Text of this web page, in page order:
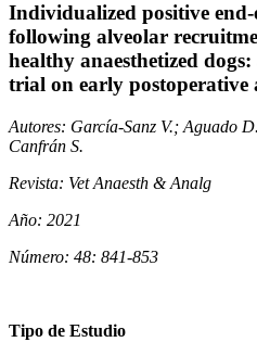
Individualized positive
following alveolar
healthy anaesthetized
trial on early
Autores: García-Sanz V.; Aguado
Canfrán S.
Revista: Vet Anaesth & Analg
Año: 2021
Número: 48: 841-853
Tipo de Estudio